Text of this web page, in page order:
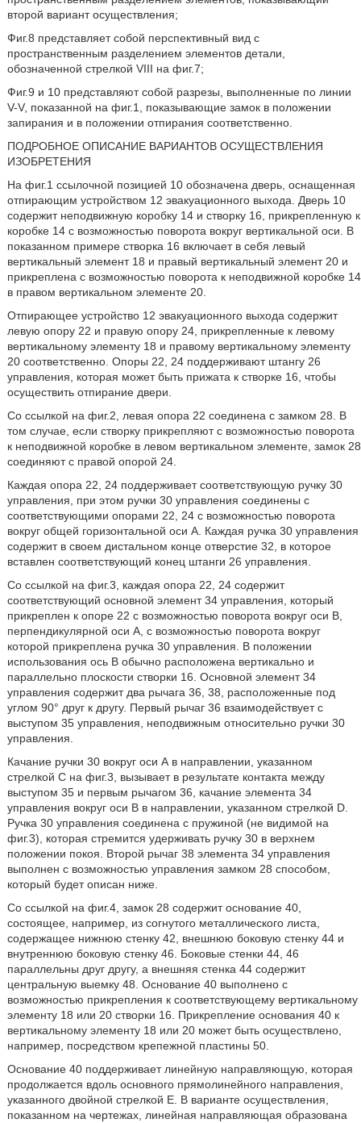
второй вариант осуществления;
Фиг.8 представляет собой перспективный вид с
пространственным разделением элементов детали,
обозначенной стрелкой VIII на фиг.7;
Фиг.9 и 10 представляют собой разрезы, выполненные по линии
V-V, показанной на фиг.1, показывающие замок в положении
запирания и в положении отпирания соответственно.
ПОДРОБНОЕ ОПИСАНИЕ ВАРИАНТОВ ОСУЩЕСТВЛЕНИЯ
ИЗОБРЕТЕНИЯ
На фиг.1 ссылочной позицией 10 обозначена дверь, оснащенная
отпирающим устройством 12 эвакуационного выхода. Дверь 10
содержит неподвижную коробку 14 и створку 16, прикрепленную к
коробке 14 с возможностью поворота вокруг вертикальной оси. В
показанном примере створка 16 включает в себя левый
вертикальный элемент 18 и правый вертикальный элемент 20 и
прикреплена с возможностью поворота к неподвижной коробке 14
в правом вертикальном элементе 20.
Отпирающее устройство 12 эвакуационного выхода содержит
левую опору 22 и правую опору 24, прикрепленные к левому
вертикальному элементу 18 и правому вертикальному элементу
20 соответственно. Опоры 22, 24 поддерживают штангу 26
управления, которая может быть прижата к створке 16, чтобы
осуществить отпирание двери.
Со ссылкой на фиг.2, левая опора 22 соединена с замком 28. В
том случае, если створку прикрепляют с возможностью поворота
к неподвижной коробке в левом вертикальном элементе, замок 28
соединяют с правой опорой 24.
Каждая опора 22, 24 поддерживает соответствующую ручку 30
управления, при этом ручки 30 управления соединены с
соответствующими опорами 22, 24 с возможностью поворота
вокруг общей горизонтальной оси А. Каждая ручка 30 управления
содержит в своем дистальном конце отверстие 32, в которое
вставлен соответствующий конец штанги 26 управления.
Со ссылкой на фиг.3, каждая опора 22, 24 содержит
соответствующий основной элемент 34 управления, который
прикреплен к опоре 22 с возможностью поворота вокруг оси В,
перпендикулярной оси А, с возможностью поворота вокруг
которой прикреплена ручка 30 управления. В положении
использования ось В обычно расположена вертикально и
параллельно плоскости створки 16. Основной элемент 34
управления содержит два рычага 36, 38, расположенные под
углом 90° друг к другу. Первый рычаг 36 взаимодействует с
выступом 35 управления, неподвижным относительно ручки 30
управления.
Качание ручки 30 вокруг оси А в направлении, указанном
стрелкой С на фиг.3, вызывает в результате контакта между
выступом 35 и первым рычагом 36, качание элемента 34
управления вокруг оси В в направлении, указанном стрелкой D.
Ручка 30 управления соединена с пружиной (не видимой на
фиг.3), которая стремится удерживать ручку 30 в верхнем
положении покоя. Второй рычаг 38 элемента 34 управления
выполнен с возможностью управления замком 28 способом,
который будет описан ниже.
Со ссылкой на фиг.4, замок 28 содержит основание 40,
состоящее, например, из согнутого металлического листа,
содержащее нижнюю стенку 42, внешнюю боковую стенку 44 и
внутреннюю боковую стенку 46. Боковые стенки 44, 46
параллельны друг другу, а внешняя стенка 44 содержит
центральную выемку 48. Основание 40 выполнено с
возможностью прикрепления к соответствующему вертикальному
элементу 18 или 20 створки 16. Прикрепление основания 40 к
вертикальному элементу 18 или 20 может быть осуществлено,
например, посредством крепежной пластины 50.
Основание 40 поддерживает линейную направляющую, которая
продолжается вдоль основного прямолинейного направления,
указанного двойной стрелкой Е. В варианте осуществления,
показанном на чертежах, линейная направляющая образована